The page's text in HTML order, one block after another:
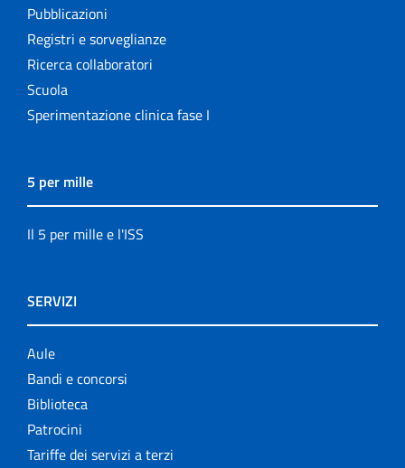
Pubblicazioni
Registri e sorveglianze
Ricerca collaboratori
Scuola
Sperimentazione clinica fase I
5 per mille
Il 5 per mille e l'ISS
SERVIZI
Aule
Bandi e concorsi
Biblioteca
Patrocini
Tariffe dei servizi a terzi